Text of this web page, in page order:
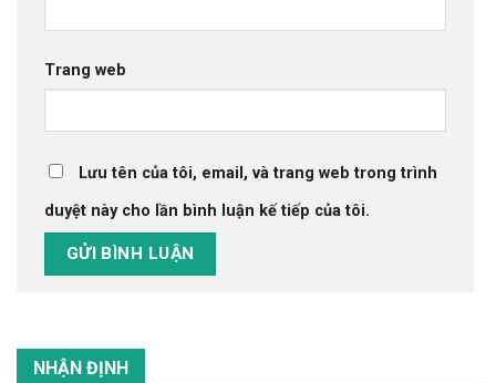
Trang web
Lưu tên của tôi, email, và trang web trong trình
duyệt này cho lần bình luận kế tiếp của tôi.
NHẬN ĐỊNH